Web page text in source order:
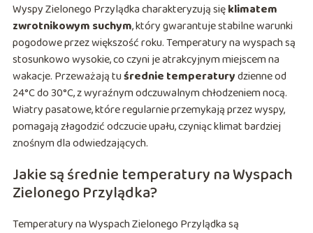
Wyspy Zielonego Przylądka charakteryzują sięklimatem
zwrotnikowym suchym, który gwarantuje stabilne warunki
pogodowe przez większość roku. Temperatury na wyspach są
stosunkowo wysokie, co czyni je atrakcyjnym miejscem na
wakacje. Przeważają tuśrednie temperaturydzienne od
24°C do 30°C, z wyraźnym odczuwalnym chłodzeniem nocą.
Wiatry pasatowe, które regularnie przemykają przez wyspy,
pomagają złagodzić odczucie upału, czyniąc klimat bardziej
znośnym dla odwiedzających.
Jakie są średnie temperatury na Wyspach
Zielonego Przylądka?
Temperatury na Wyspach Zielonego Przylądka są